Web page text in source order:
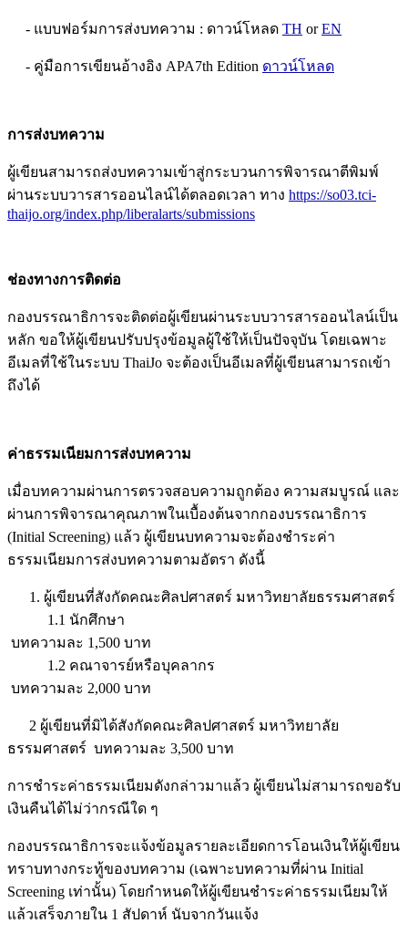
- แบบฟอร์มการส่งบทความ : ดาวน์โหลด TH orEN
- คู่มือการเขียนอ้างอิง APA7th Edition ดาวน์โหลด
การส่งบทความ
ผู้เขียนสามารถส่งบทความเข้าสู่กระบวนการพิจารณาตีพิมพ์
ผ่านระบบวารสารออนไลน์ได้ตลอดเวลา ทาง https://so03.tci-
thaijo.org/index.php/liberalarts/submissions
ช่องทางการติดต่อ
กองบรรณาธิการจะติดต่อผู้เขียนผ่านระบบวารสารออนไลน์เป็น
หลัก ขอให้ผู้เขียนปรับปรุงข้อมูลผู้ใช้ให้เป็นปัจจุบัน โดยเฉพาะ
อีเมลที่ใช้ในระบบ ThaiJo จะต้องเป็นอีเมลที่ผู้เขียนสามารถเข้า
ถึงได้
ค่าธรรมเนียมการส่งบทความ
เมื่อบทความผ่านการตรวจสอบความถูกต้อง ความสมบูรณ์ และ
ผ่านการพิจารณาคุณภาพในเบื้องต้นจากกองบรรณาธิการ
(Initial Screening) แล้ว ผู้เขียนบทความจะต้องชำระค่า
ธรรมเนียมการส่งบทความตามอัตรา ดังนี้
1. ผู้เขียนที่สังกัดคณะศิลปศาสตร์ มหาวิทยาลัยธรรมศาสตร์
1.1 นักศึกษา
บทความละ 1,500 บาท
1.2 คณาจารย์หรือบุคลากร
บทความละ 2,000 บาท
2 ผู้เขียนที่มิได้สังกัดคณะศิลปศาสตร์ มหาวิทยาลัย
ธรรมศาสตร์ บทความละ 3,500 บาท
การชำระค่าธรรมเนียมดังกล่าวมาแล้ว ผู้เขียนไม่สามารถขอรับ
เงินคืนได้ไม่ว่ากรณีใด ๆ
กองบรรณาธิการจะแจ้งข้อมูลรายละเอียดการโอนเงินให้ผู้เขียน
ทราบทางกระทู้ของบทความ (เฉพาะบทความที่ผ่าน Initial
Screening เท่านั้น) โดยกำหนดให้ผู้เขียนชำระค่าธรรมเนียมให้
แล้วเสร็จภายใน 1 สัปดาห์ นับจากวันแจ้ง